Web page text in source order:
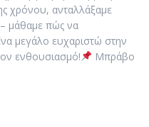
χρόνου, ανταλλάξαμε
– μάθαμε πώς να
μεγάλο ευχαριστώ στην
ενθουσιασμό!
Μπράβο